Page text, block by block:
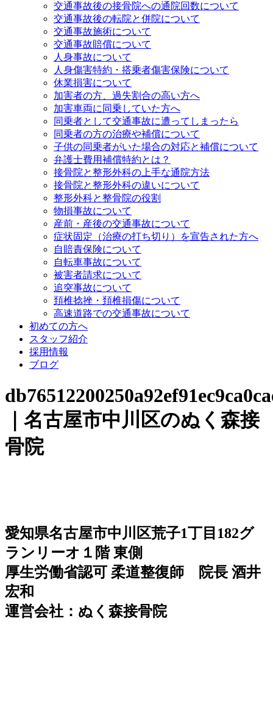
交通事故後の接骨院への通院回数について
交通事故後の転院と併院について
交通事故施術について
交通事故賠償について
人身事故について
人身傷害特約・搭乗者傷害保険について
休業損害について
加害者の方、過失割合の高い方へ
加害車両に同乗していた方へ
同乗者として交通事故に遭ってしまったら
同乗者の方の治療や補償について
子供の同乗者がいた場合の対応と補償について
弁護士費用補償特約とは？
接骨院と整形外科の上手な通院方法
接骨院と整形外科の違いについて
整形外科と整骨院の役割
物損事故について
産前・産後の交通事故について
症状固定（治療の打ち切り）を宣告された方へ
自賠責保険について
自転車事故について
被害者請求について
追突事故について
頚椎捻挫・頚椎損傷について
高速道路での交通事故について
初めての方へ
スタッフ紹介
採用情報
ブログ
｜名古屋市中川区のぬく森接
骨院
愛知県名古屋市中川区荒子1丁目182グ
ランリーオ１階 東側
厚生労働省認可 柔道整復師 院長 酒井
宏和
運営会社：ぬく森接骨院